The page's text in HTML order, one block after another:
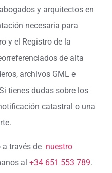
y arquitectos en
necesaria para
y el Registro de la
de alta
archivos GML e
tienes dudas sobre los
catastral o una
través de nuestro
al +34 651 553 789.